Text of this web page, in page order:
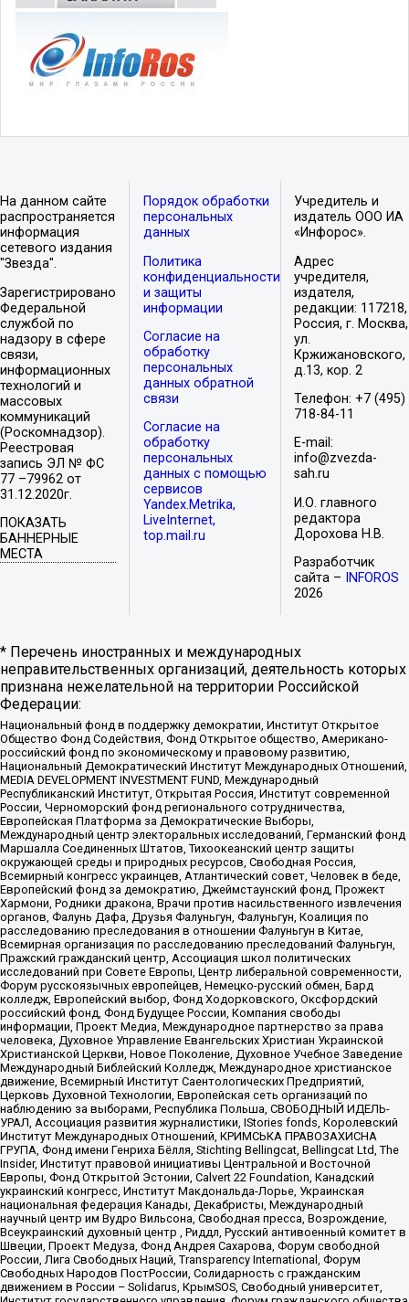
На данном сайте
распространяется
информация
сетевого издания
"Звезда".
Зарегистрировано
Федеральной
службой по
надзору в сфере
связи,
информационных
технологий и
массовых
коммуникаций
(Роскомнадзор).
Реестровая
запись ЭЛ № ФС
77 –79962 от
31.12.2020г.
ПОКАЗАТЬ
БАННЕРНЫЕ
МЕСТА
Порядок обработки
персональных
данных
Политика
конфиденциальности
и защиты
информации
Согласие на
обработку
персональных
данных обратной
связи
Согласие на
обработку
персональных
данных с помощью
сервисов
Yandex.Metrika,
LiveInternet,
top.mail.ru
Учредитель и
издатель ООО ИА
«Инфорос».
Адрес
учредителя,
издателя,
редакции: 117218,
Россия, г. Москва,
ул.
Кржижановского,
д.13, кор. 2
Телефон: +7 (495)
718-84-11
E-mail:
info@zvezda-
sah.ru
И.О. главного
редактора
Дорохова Н.В.
Разработчик
сайта –
INFOROS
2026
* Перечень иностранных и международных
неправительственных организаций, деятельность которых
признана нежелательной на территории Российской
Федерации:
Национальный фонд в поддержку демократии, Институт Открытое
Общество Фонд Содействия, Фонд Открытое общество, Американо-
российский фонд по экономическому и правовому развитию,
Национальный Демократический Институт Международных Отношений,
MEDIA DEVELOPMENT INVESTMENT FUND, Международный
Республиканский Институт, Открытая Россия, Институт современной
России, Черноморский фонд регионального сотрудничества,
Европейская Платформа за Демократические Выборы,
Международный центр электоральных исследований, Германский фонд
Маршалла Соединенных Штатов, Тихоокеанский центр защиты
окружающей среды и природных ресурсов, Свободная Россия,
Всемирный конгресс украинцев, Атлантический совет, Человек в беде,
Европейский фонд за демократию, Джеймстаунский фонд, Прожект
Хармони, Родники дракона, Врачи против насильственного извлечения
органов, Фалунь Дафа, Друзья Фалуньгун, Фалуньгун, Коалиция по
расследованию преследования в отношении Фалуньгун в Китае,
Всемирная организация по расследованию преследований Фалуньгун,
Пражский гражданский центр, Ассоциация школ политических
исследований при Совете Европы, Центр либеральной современности,
Форум русскоязычных европейцев, Немецко-русский обмен, Бард
колледж, Европейский выбор, Фонд Ходорковского, Оксфордский
российский фонд, Фонд Будущее России, Компания свободы
информации, Проект Медиа, Международное партнерство за права
человека, Духовное Управление Евангельских Христиан Украинской
Христианской Церкви, Новое Поколение, Духовное Учебное Заведение
Международный Библейский Колледж, Международное христианское
движение, Всемирный Институт Саентологических Предприятий,
Церковь Духовной Технологии, Европейская сеть организаций по
наблюдению за выборами, Республика Польша, СВОБОДНЫЙ ИДЕЛЬ-
УРАЛ, Ассоциация развития журналистики, IStories fonds, Королевский
Институт Международных Отношений, КРИМСЬКА ПРАВОЗАХИСНА
ГРУПА, Фонд имени Генриха Бёлля, Stichting Bellingcat, Bellingcat Ltd, The
Insider, Институт правовой инициативы Центральной и Восточной
Европы, Фонд Открытой Эстонии, Calvert 22 Foundation, Канадский
украинский конгресс, Институт Макдональда-Лорье, Украинская
национальная федерация Канады, Декабристы, Международный
научный центр им Вудро Вильсона, Свободная пресса, Возрождение,
Всеукраинский духовный центр , Риддл, Русский антивоенный комитет в
Швеции, Проект Медуза, Фонд Андрея Сахарова, Форум свободной
России, Лига Свободных Наций, Transparеncy International, Форум
Свободных Народов ПостРоссии, Солидарность с гражданским
движением в России – Solidarus, КрымSOS, Свободный университет,